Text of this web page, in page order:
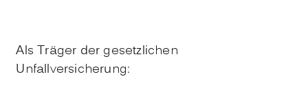
Als Träger der gesetzlichen
Unfallversicherung: